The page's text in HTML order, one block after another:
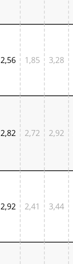
2,56 1,85 3,28
2,82 2,72 2,92
2,92 2,41 3,44